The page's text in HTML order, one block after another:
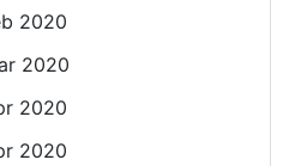
2020
2020
2020
2020